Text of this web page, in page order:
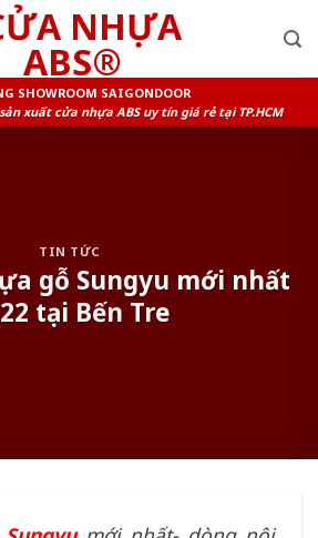
SHOWROOM SAIGONDOOR
xuất cửa nhựa ABS uy tín giá rẻ tại TP.HCM
TIN TỨC
gỗ Sungyu mới nhất
tại Bến Tre